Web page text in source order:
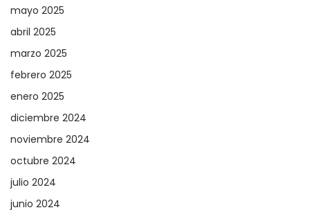
mayo 2025
abril 2025
marzo 2025
febrero 2025
enero 2025
diciembre 2024
noviembre 2024
octubre 2024
julio 2024
junio 2024